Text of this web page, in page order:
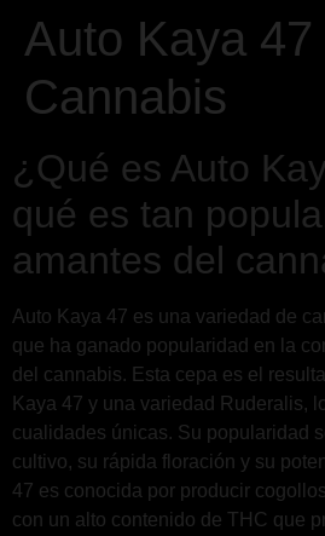
Auto Kaya 47
Cannabis
¿Qué es Auto
qué es tan
amantes del
Auto Kaya 47 es una variedad de
que ha ganado popularidad en la
del cannabis. Esta cepa es el
Kaya 47 y una variedad Ruderalis,
cualidades únicas. Su popularidad
cultivo, su rápida floración y su
47 es conocida por producir
con un alto contenido de THC que